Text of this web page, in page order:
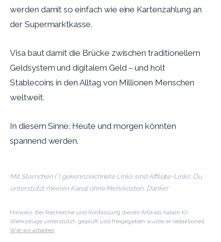
werden damit so einfach wie eine Kartenzahlung an
der Supermarktkasse.
Visa baut damit die Brücke zwischen traditionellem
Geldsystem und digitalem Geld – und holt
Stablecoins in den Alltag von Millionen Menschen
weltweit.
In diesem Sinne: Heute und morgen könnten
spannend werden.
Mit Sternchen (*) gekennzeichnete Links sind Affiliate-Links: Du
unterstützt meinen Kanal ohne Mehrkosten. Danke!
Hinweis: Bei Recherche und Rohfassung dieses Artikels haben KI-
Werkzeuge unterstützt, geprüft und freigegeben wurde er redaktionell.
Wie wir arbeiten